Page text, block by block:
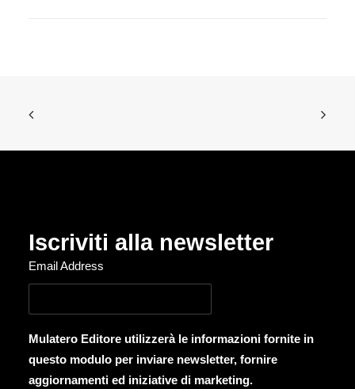
Iscriviti alla newsletter
Email Address
Mulatero Editore utilizzerà le informazioni fornite in
questo modulo per inviare newsletter, fornire
aggiornamenti ed iniziative di marketing.